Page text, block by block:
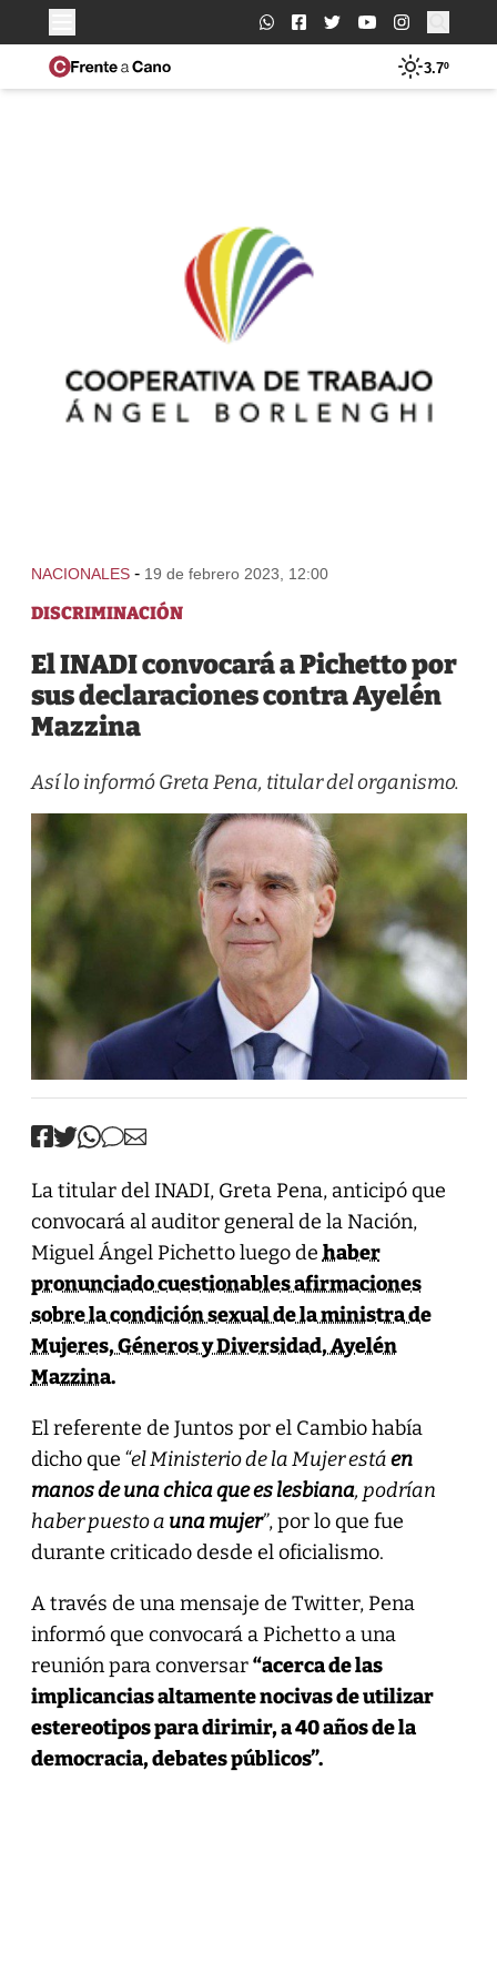
Buscar:
3.7º
NACIONALES - 19 de febrero 2023, 12:00
DISCRIMINACIÓN
El INADI convocará a Pichetto por
sus declaraciones contra Ayelén
Mazzina
Así lo informó Greta Pena, titular del organismo.
La titular del INADI, Greta Pena, anticipó que
convocará al auditor general de la Nación,
Miguel Ángel Pichetto luego de haber
pronunciado cuestionables afirmaciones
sobre la condición sexual de la ministra de
Mujeres, Géneros y Diversidad, Ayelén
Mazzina.
El referente de Juntos por el Cambio había
dicho que “el Ministerio de la Mujer estáen
manos de una chica que es lesbiana, podrían
haber puesto a una mujer”, por lo que fue
durante criticado desde el oficialismo.
A través de una mensaje de Twitter, Pena
informó que convocará a Pichetto a una
reunión para conversar“acerca de las
implicancias altamente nocivas de utilizar
estereotipos para dirimir, a 40 años de la
democracia, debates públicos”.